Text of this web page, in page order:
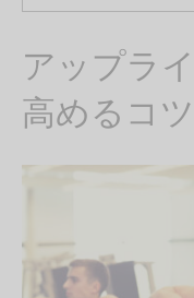
アップラ
高めるコツ